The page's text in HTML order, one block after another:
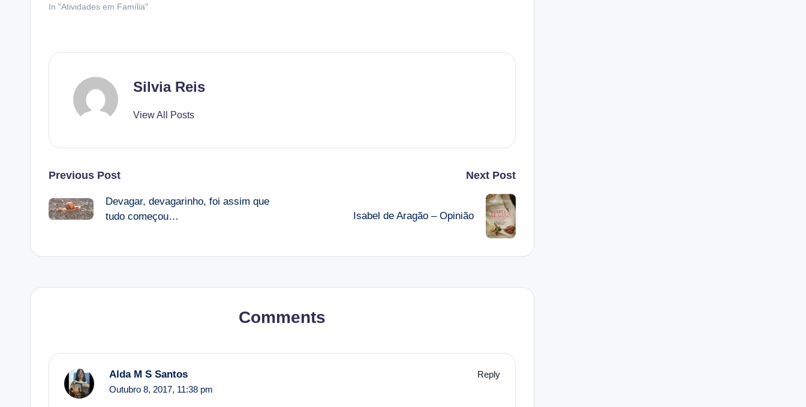
In "Atividades em Família"
Silvia Reis
View All Posts
Post
navigation
Previous Post
Devagar, devagarinho, foi assim que
tudo começou…
Next Post
Isabel de Aragão – Opinião
Comments
Alda M S Santos
Reply
Outubro 8, 2017, 11:38 pm